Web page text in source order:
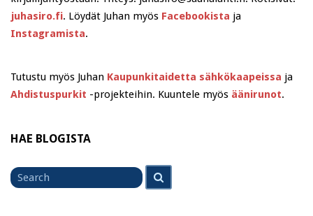
juhasiro.fi. Löydät Juhan myös Facebookista ja
Instagramista.
Tutustu myös Juhan Kaupunkitaidetta sähkökaapeissa ja
Ahdistuspurkit -projekteihin. Kuuntele myös äänirunot.
HAE BLOGISTA
Search
for